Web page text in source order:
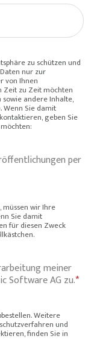
zu schützen und
nur zur
von Ihnen
Zeit zu Zeit möchten
andere Inhalte,
Wenn Sie damit
geben Sie
per
wir Ihre
Sie damit
für diesen Zweck
meiner
Software AG zu.*
Weitere
und
finden Sie in